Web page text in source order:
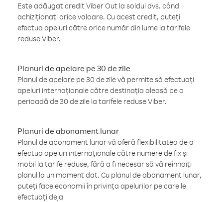
Este adăugat credit Viber Out la soldul dvs. când
achiziționați orice valoare. Cu acest credit, puteți
efectua apeluri către orice număr din lume la tarifele
reduse Viber.
Planuri de apelare pe 30 de zile
Planul de apelare pe 30 de zile vă permite să efectuați
apeluri internaționale către destinația aleasă pe o
perioadă de 30 de zile la tarifele reduse Viber.
Planuri de abonament lunar
Planul de abonament lunar vă oferă flexibilitatea de a
efectua apeluri internaționale către numere de fix și
mobil la tarife reduse, fără a fi necesar să vă reînnoiți
planul la un moment dat. Cu planul de abonament lunar,
puteți face economii în privința apelurilor pe care le
efectuați deja